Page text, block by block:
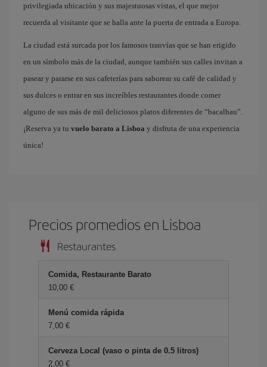
privilegiada ubicación y sus majestuosas vistas, el que mejor
recuerda al visitante que se halla ante la puerta de entrada a Europa.
La ciudad está surcada por los famosos tranvías que se han erigido
en un símbolo más de la ciudad, aunque también sus calles invitan a
pasear y pararse en sus cafeterías para saborear su café de calidad y
sus dulces o entrar en sus increíbles restaurantes donde comer
alguno de sus más de mil deliciosos platos diferentes de “bacalhau”.
¡Reserva ya tu vuelo barato a Lisboa y disfruta de una experiencia
única!
Precios promedios en Lisboa
Restaurantes
Comida, Restaurante Barato
10,00 €
Menú comida rápida
7,00 €
Cerveza Local (vaso o pinta de 0.5 litros)
2,00 €